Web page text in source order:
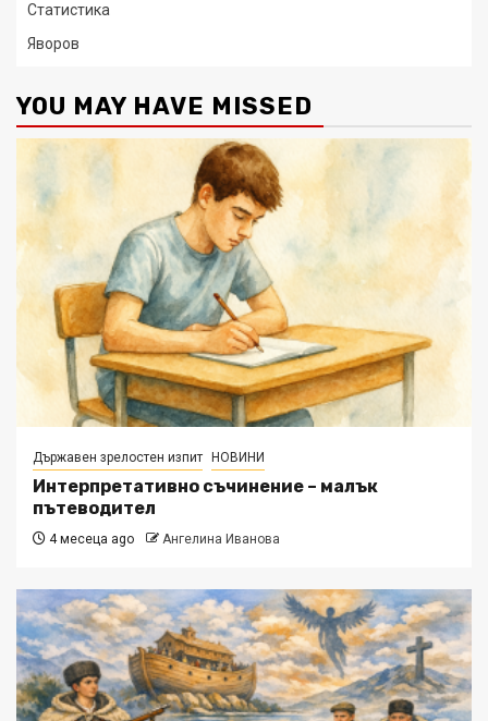
Статистика
Яворов
YOU MAY HAVE MISSED
Държавен зрелостен изпит НОВИНИ
Интерпретативно съчинение – малък
пътеводител
4 месеца ago Ангелина Иванова